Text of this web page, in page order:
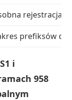
rejestracja w
prefiksów
i
958